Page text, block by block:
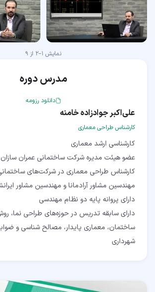
نمایش 1
–
2 از 9
مدرس دوره
دانلود رزومه
علی‌اکبر جوادزاده خامنه
کارشناس طراحی معماری
کارشناس طراحی معماری در شرکت‌های
دارای سابقه تدریس در حوزه‌های طراحی نما،
ساختمان، معماری پایدار، مصالح شناسی و
شهرداری